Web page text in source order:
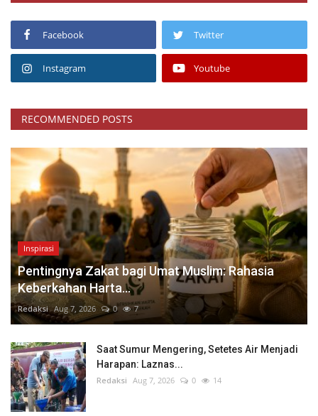
Facebook Twitter
Instagram Youtube
RECOMMENDED POSTS
Inspirasi
Pentingnya Zakat bagi Umat Muslim: Rahasia
Keberkahan Harta...
Redaksi Aug 7, 2026 0 7
Saat Sumur Mengering, Setetes Air Menjadi
Harapan: Laznas...
Redaksi Aug 7, 2026 0 14